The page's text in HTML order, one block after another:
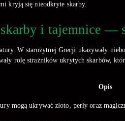
kryją się nieodkryte skarby.
i tajemnice —
W starożytnej Grecji ukazywały
rolę strażników ukrytych skarbów,
Opis
mogą ukrywać złoto, perły oraz